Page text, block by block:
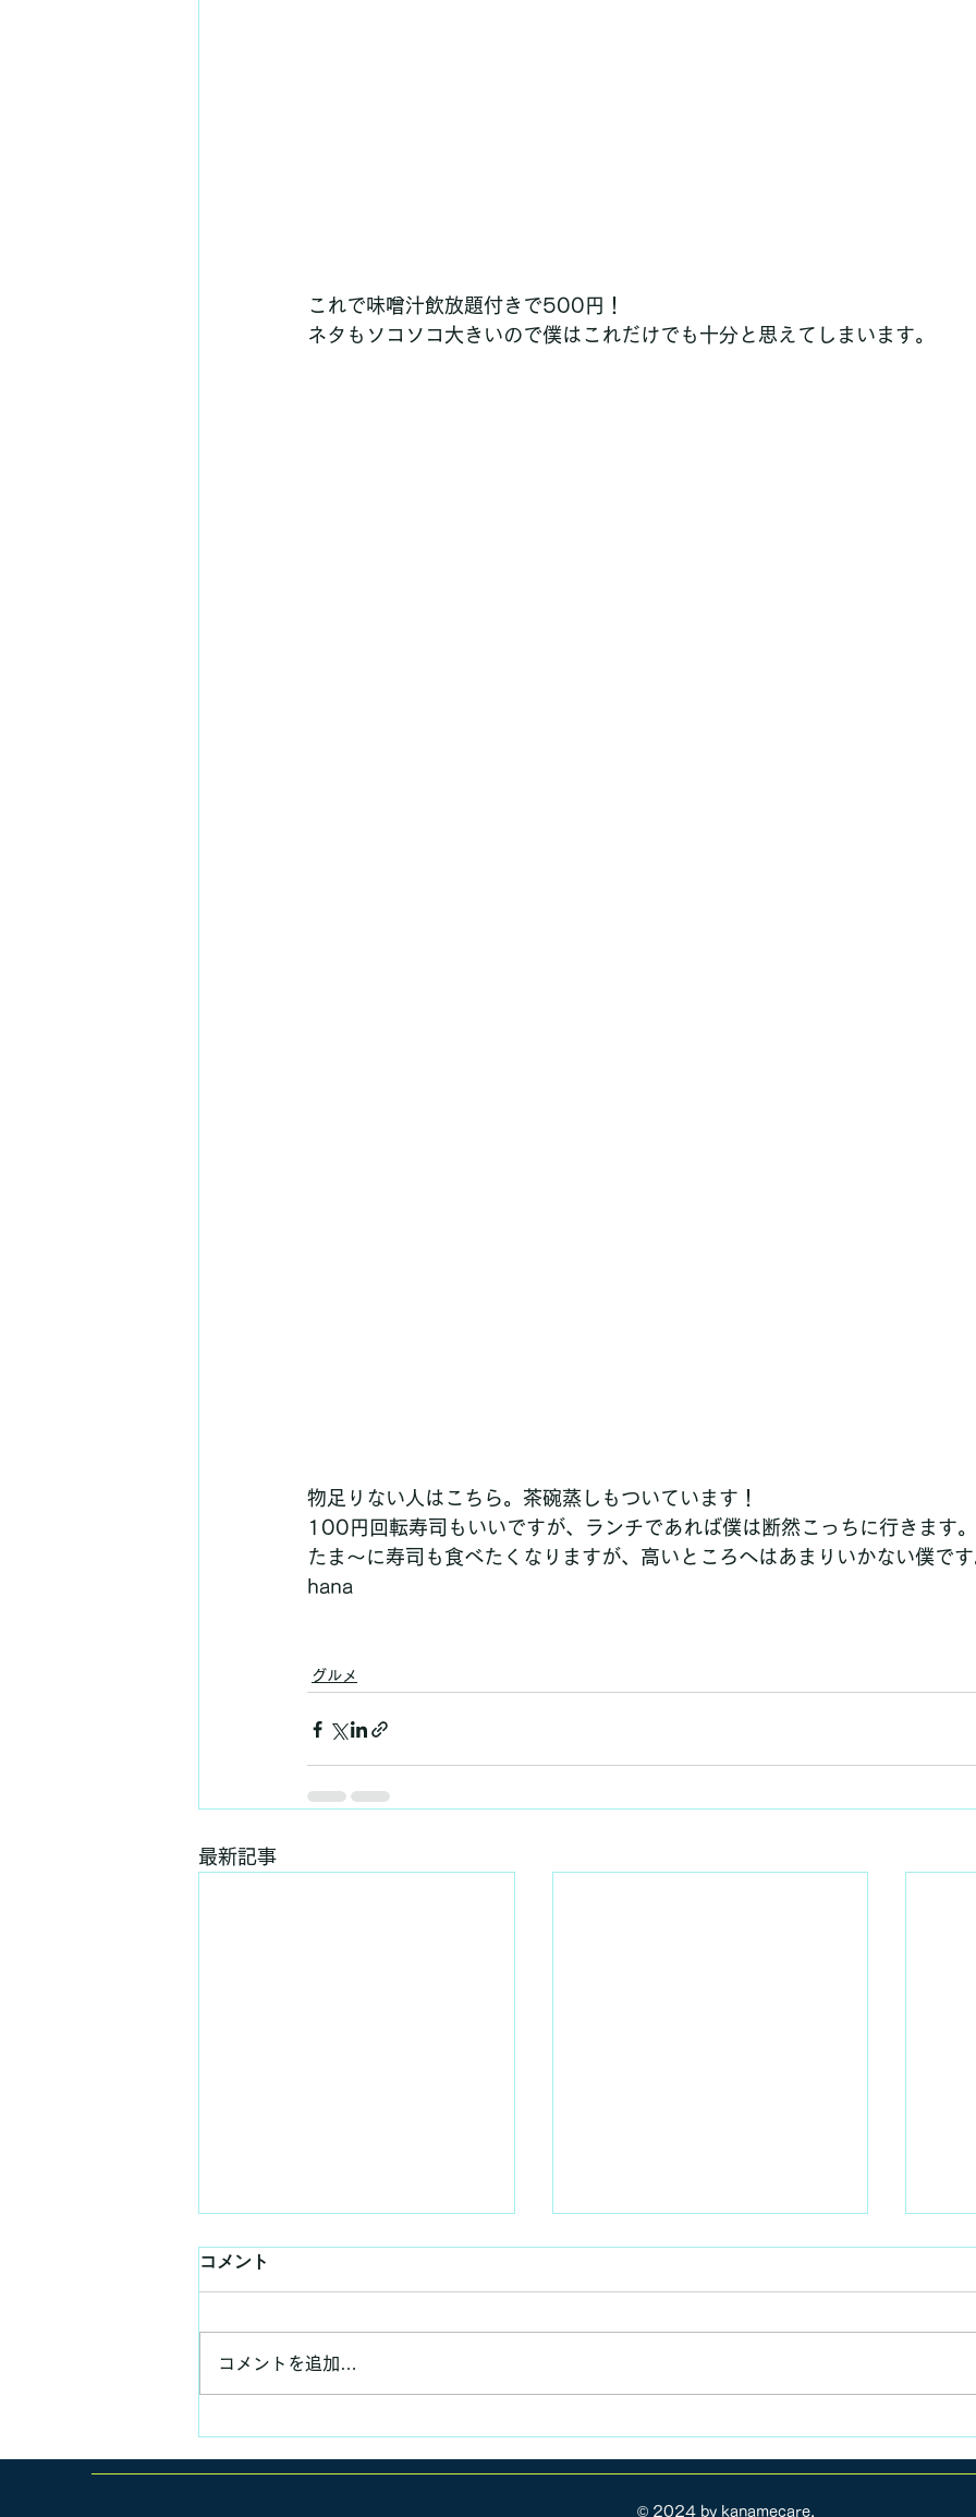
これで味噌汁飲放題付きで500円！
ネタもソコソコ大きいので僕はこれだけでも十分と思えてしまいます。
物足りない人はこちら。茶碗蒸しもついています！
100円回転寿司もいいですが、ランチであれば僕は断然こっちに行きます。
たま～に寿司も食べたくなりますが、高いところへはあまりいかない僕で
hana
グルメ
最新記事
✨😊
こ
コメント
コメントを追加…
© 2024 by kanamecare.